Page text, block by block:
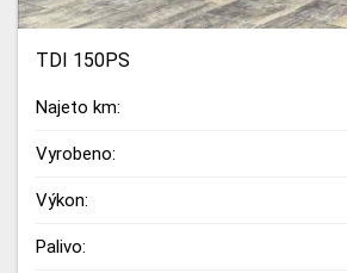
TDI 150PS
Najeto km:
Vyrobeno:
Výkon:
Palivo: